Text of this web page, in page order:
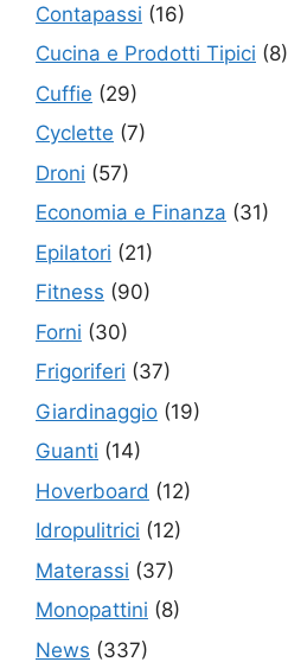
Contapassi (16)
Cucina e Prodotti Tipici (8)
Cuffie (29)
Cyclette (7)
Droni (57)
Economia e Finanza (31)
Epilatori (21)
Fitness (90)
Forni (30)
Frigoriferi (37)
Giardinaggio (19)
Guanti (14)
Hoverboard (12)
Idropulitrici (12)
Materassi (37)
Monopattini (8)
News (337)